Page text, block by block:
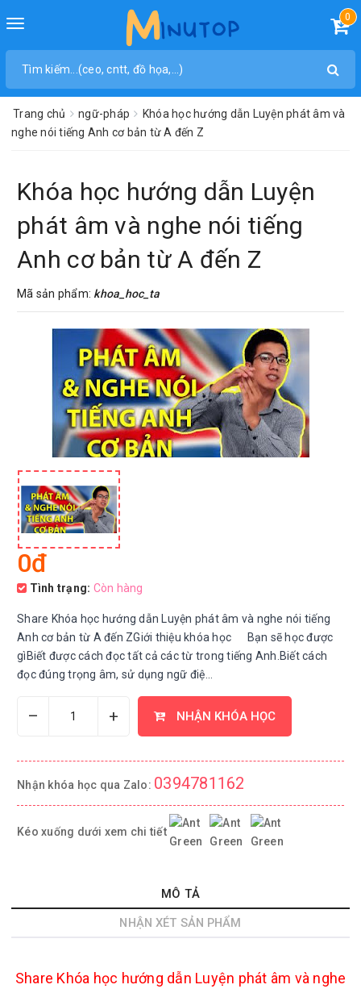
Toggle
0
Trang chủ ngữ-pháp
Khóa học hướng dẫn Luyện phát âm và
nghe nói tiếng Anh cơ bản từ A đến Z
Khóa học hướng dẫn Luyện
phát âm và nghe nói tiếng
Anh cơ bản từ A đến Z
Mã sản phẩm: khoa_hoc_ta
0đ
Tình trạng: Còn hàng
Share Khóa học hướng dẫn Luyện phát âm và nghe nói tiếng
Anh cơ bản từ A đến ZGiới thiệu khóa học Bạn sẽ học được
gìBiết được cách đọc tất cả các từ trong tiếng Anh.Biết cách
đọc đúng trọng âm, sử dụng ngữ điệ...
– + NHẬN KHÓA HỌC
Nhận khóa học qua Zalo: 0394781162
Kéo xuống dưới xem chi tiết
MÔ TẢ
NHẬN XÉT SẢN PHẨM
Share Khóa học hướng dẫn Luyện phát âm và nghe